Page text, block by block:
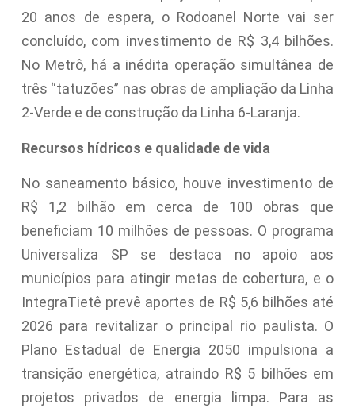
20 anos de espera, o Rodoanel Norte vai ser
concluído, com investimento de R$ 3,4 bilhões.
No Metrô, há a inédita operação simultânea de
três “tatuzões” nas obras de ampliação da Linha
2-Verde e de construção da Linha 6-Laranja.
Recursos hídricos e qualidade de vida
No saneamento básico, houve investimento de
R$ 1,2 bilhão em cerca de 100 obras que
beneficiam 10 milhões de pessoas. O programa
Universaliza SP se destaca no apoio aos
municípios para atingir metas de cobertura, e o
IntegraTietê prevê aportes de R$ 5,6 bilhões até
2026 para revitalizar o principal rio paulista. O
Plano Estadual de Energia 2050 impulsiona a
transição energética, atraindo R$ 5 bilhões em
projetos privados de energia limpa. Para as